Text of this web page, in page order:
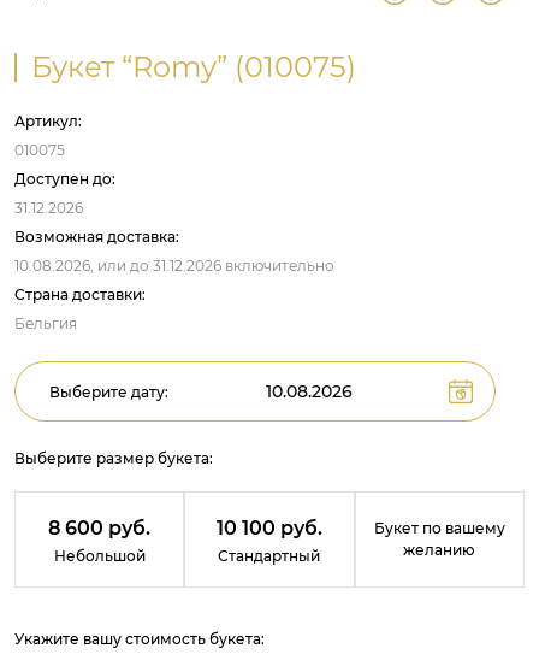
Букет “Romy” (010075)
Артикул:
010075
Доступен до:
31.12.2026
Возможная доставка:
10.08.2026, или до 31.12.2026 включительно
Страна доставки:
Бельгия
Выберите дату:
Выберите размер букета:
8 600 руб.
Небольшой
10 100 руб.
Стандартный
Букет по вашему
желанию
Укажите вашу стоимость букета: